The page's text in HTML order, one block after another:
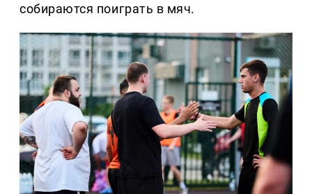
собираются поиграть в мяч.